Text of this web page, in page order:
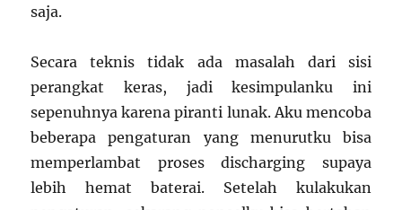
saja.
Secara teknis tidak ada masalah dari sisi
perangkat keras, jadi kesimpulanku ini
sepenuhnya karena piranti lunak. Aku mencoba
beberapa pengaturan yang menurutku bisa
memperlambat proses discharging supaya
lebih hemat baterai. Setelah kulakukan